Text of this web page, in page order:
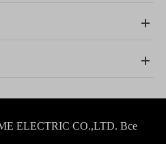
ELECTRIC CO.,LTD. Все